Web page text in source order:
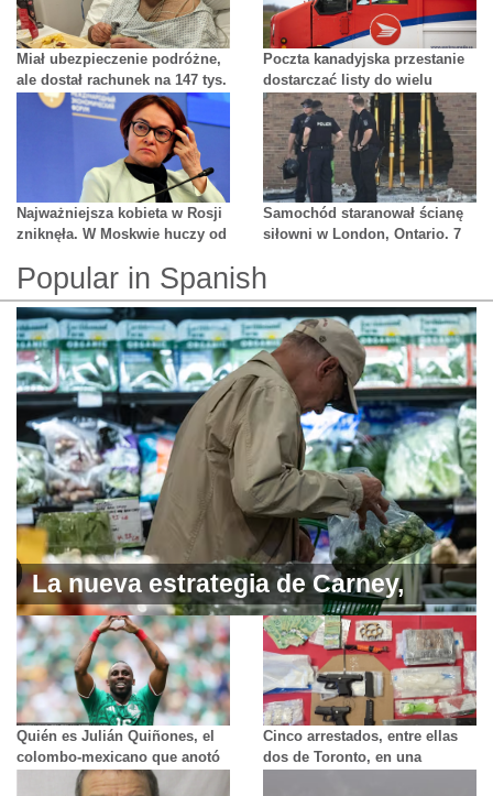
Miał ubezpieczenie podróżne,
ale dostał rachunek na 147 tys.
dolarów
Poczta kanadyjska przestanie
dostarczać listy do wielu
domów m.in. w Mississaudze
Najważniejsza kobieta w Rosji
zniknęła. W Moskwie huczy od
Samochód staranował ścianę
siłowni w London, Ontario. 7
Popular in Spanish
La nueva estrategia de Carney,
valorada en 3200 millones de
dólares, busca impulsar el acceso
a alimentos locales y asequibles
Quién es Julián Quiñones, el
colombo-mexicano que anotó
el primer gol del Mundial 2026
Cinco arrestados, entre ellas
dos de Toronto, en una